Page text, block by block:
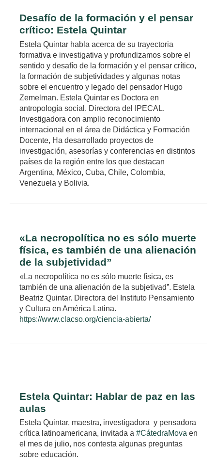
Desafío de la formación y el pensar
crítico: Estela Quintar
Estela Quintar habla acerca de su trayectoria
formativa e investigativa y profundizamos sobre el
sentido y desafío de la formación y el pensar crítico,
la formación de subjetividades y algunas notas
sobre el encuentro y legado del pensador Hugo
Zemelman. Estela Quintar es Doctora en
antropología social. Directora del IPECAL.
Investigadora con amplio reconocimiento
internacional en el área de Didáctica y Formación
Docente, Ha desarrollado proyectos de
investigación, asesorías y conferencias en distintos
países de la región entre los que destacan
Argentina, México, Cuba, Chile, Colombia,
Venezuela y Bolivia.
«La necropolítica no es sólo muerte
física, es también de una alienación
de la subjetividad”
«La necropolítica no es sólo muerte física, es
también de una alienación de la subjetivad”. Estela
Beatriz Quintar. Directora del Instituto Pensamiento
y Cultura en América Latina.
https://www.clacso.org/ciencia-abierta/
Estela Quintar: Hablar de paz en las
aulas
Estela Quintar, maestra, investigadora y pensadora
crítica latinoamericana, invitada a #CátedraMova en
el mes de julio, nos contesta algunas preguntas
sobre educación.